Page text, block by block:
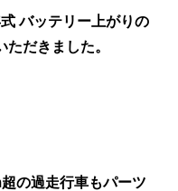
だきました。
の過走行車もパーツ